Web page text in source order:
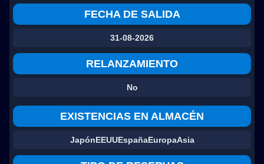
FECHA DE SALIDA
31-08-2026
RELANZAMIENTO
No
EXISTENCIAS EN ALMACÉN
JapónEEUUEspañaEuropaAsia